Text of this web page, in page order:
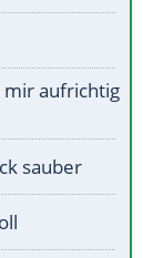
mir aufrichtig
sauber